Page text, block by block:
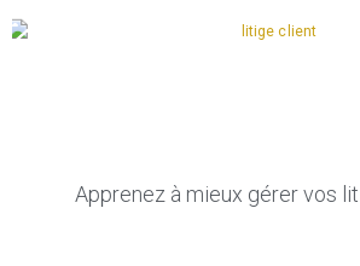
Apprenez à mieux gérer vos